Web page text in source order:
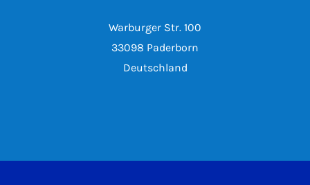
Warburger Str. 100
33098 Paderborn
Deutschland